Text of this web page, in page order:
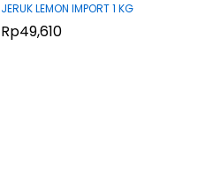
JERUK LEMON IMPORT 1 KG
Rp49,610
Rp49,610